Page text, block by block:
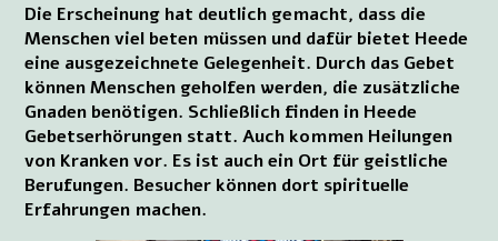
Die Erscheinung hat deutlich gemacht, dass die
Menschen viel beten müssen und dafür bietet Heede
eine ausgezeichnete Gelegenheit. Durch das Gebet
können Menschen geholfen werden, die zusätzliche
Gnaden benötigen. Schließlich finden in Heede
Gebetserhörungen statt. Auch kommen Heilungen
von Kranken vor. Es ist auch ein Ort für geistliche
Berufungen. Besucher können dort spirituelle
Erfahrungen machen.